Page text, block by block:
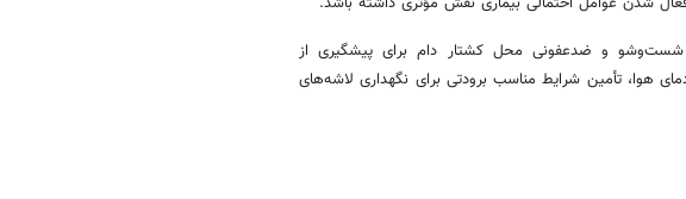
شست‌وشو و ضدعفونی محل کشتار دام برای پیشگیری از
هوا، تأمین شرایط مناسب برودتی برای نگهداری لاشه‌های